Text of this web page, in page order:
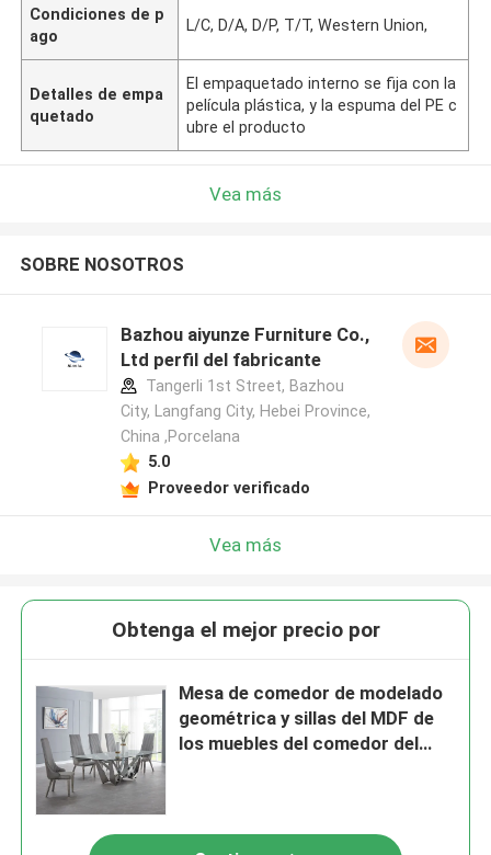
Condiciones de p
ago
L/C, D/A, D/P, T/T, Western Union,
Detalles de empa
quetado
El empaquetado interno se fija con la
película plástica, y la espuma del PE c
ubre el producto
Vea más
SOBRE NOSOTROS
Bazhou aiyunze Furniture Co.,
Ltd perfil del fabricante
Tangerli 1st Street, Bazhou
City, Langfang City, Hebei Province,
China ,Porcelana
5.0
Proveedor verificado
Vea más
Obtenga el mejor precio por
Mesa de comedor de modelado
geométrica y sillas del MDF de
los muebles del comedor del